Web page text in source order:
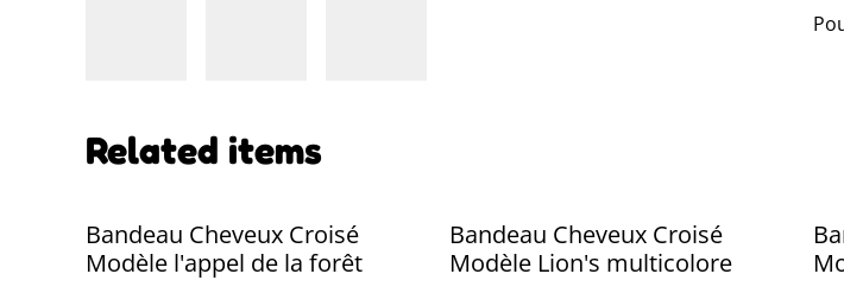
Related items
Bandeau Cheveux Croisé
Modèle l'appel de la forêt
Bandeau Cheveux Croisé
Modèle Lion's multicolore